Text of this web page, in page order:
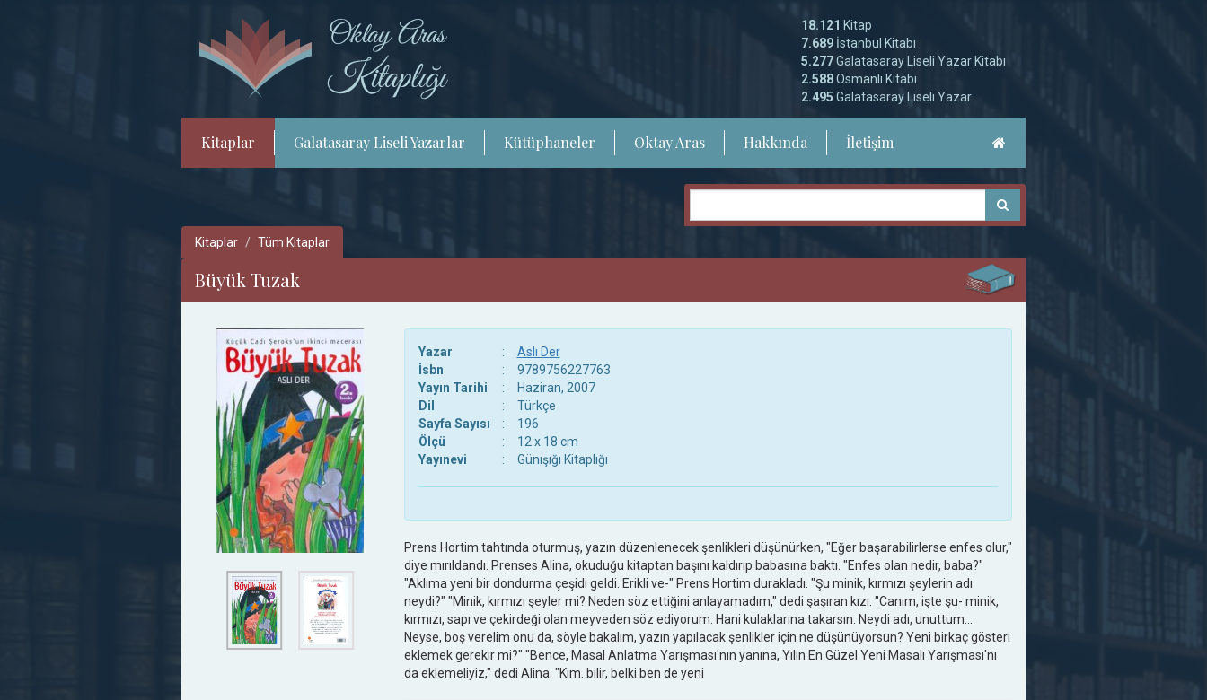
Kitaplar Galatasaray Liseli Yazarlar Kütüphaneler Oktay Aras Hakkında İletişim
Kitaplar Tüm Kitaplar
Büyük Tuzak
Yazar :
Aslı Der
İsbn
:
9789756227763
Yayın Tarihi
:
Haziran, 2007
Dil
:
Türkçe
Sayfa Sayısı
:
196
Ölçü
:
12 x 18 cm
Yayınevi
: Günışığı Kitaplığı
Prens Hortim tahtında oturmuş, yazın düzenlenecek şenlikleri düşünürken, "Eğer başarabilirlerse enfes olur,"
diye mırıldandı. Prenses Alina, okuduğu kitaptan başını kaldırıp babasına baktı. "Enfes olan nedir, baba?"
"Aklıma yeni bir dondurma çeşidi geldi. Erikli ve-" Prens Hortim durakladı. "Şu minik, kırmızı şeylerin adı
neydi?" "Minik, kırmızı şeyler mi? Neden söz ettiğini anlayamadım," dedi şaşıran kızı. "Canım, işte şu- minik,
kırmızı, sapı ve çekirdeği olan meyveden söz ediyorum. Hani kulaklarına takarsın. Neydi adı, unuttum...
Neyse, boş verelim onu da, söyle bakalım, yazın yapılacak şenlikler için ne düşünüyorsun? Yeni birkaç gösteri
eklemek gerekir mi?" "Bence, Masal Anlatma Yarışması'nın yanına, Yılın En Güzel Yeni Masalı Yarışması'nı
da eklemeliyiz," dedi Alina. "Kim. bilir, belki ben de yeni